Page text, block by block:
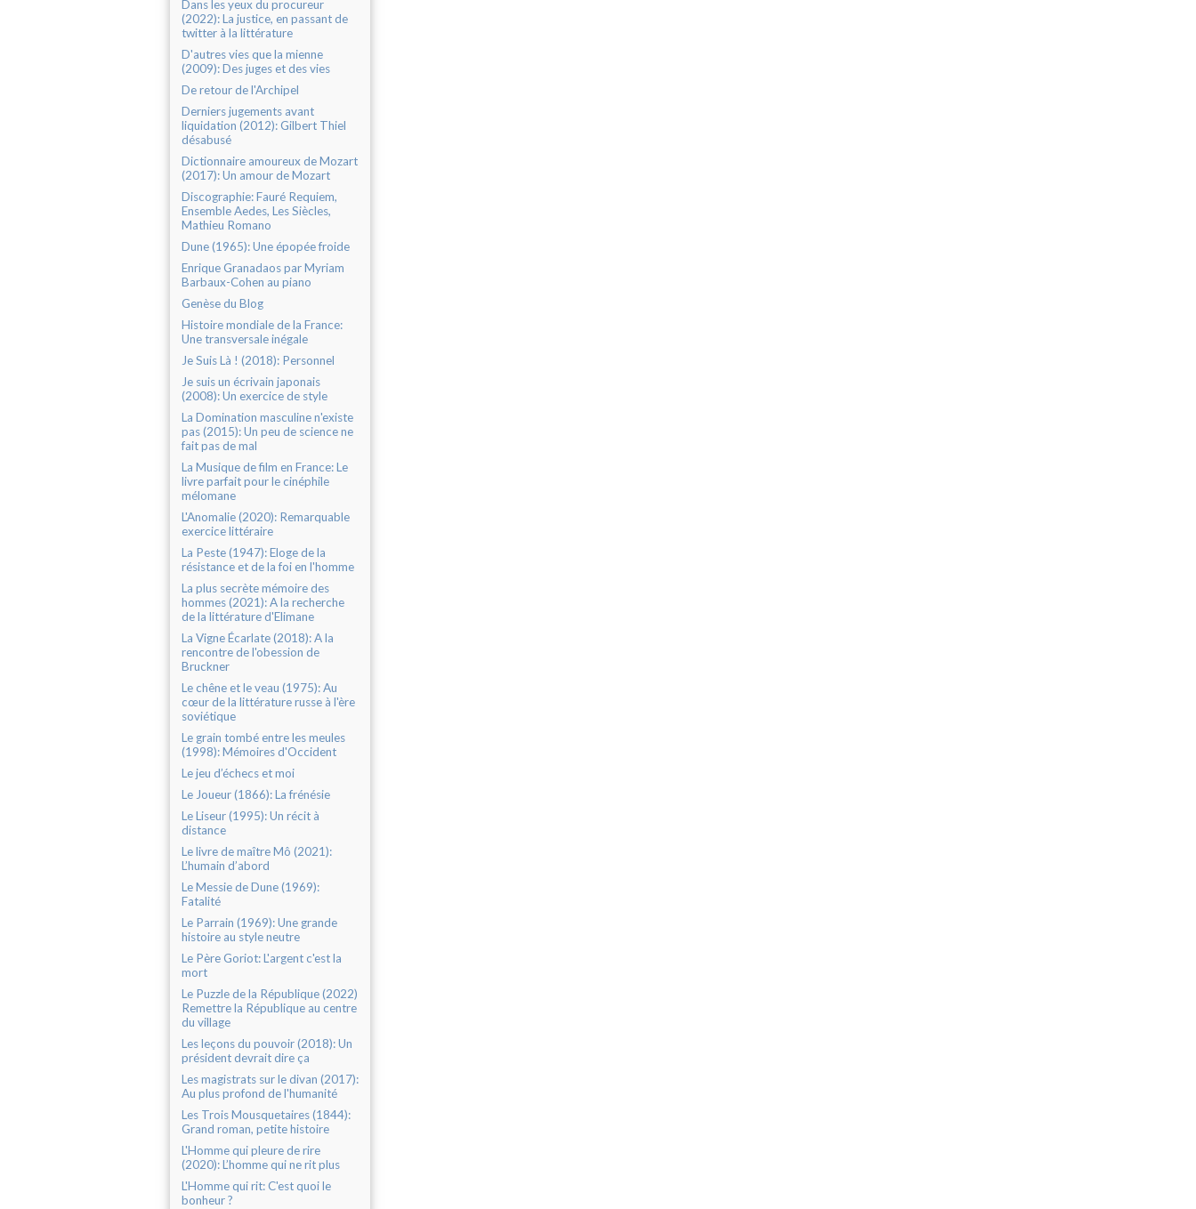
Dans les yeux du procureur
(2022): La justice, en passant de
twitter à la littérature
D'autres vies que la mienne
(2009): Des juges et des vies
De retour de l'Archipel
Derniers jugements avant
liquidation (2012): Gilbert Thiel
désabusé
Dictionnaire amoureux de Mozart
(2017): Un amour de Mozart
Discographie: Fauré Requiem,
Ensemble Aedes, Les Siècles,
Mathieu Romano
Dune (1965): Une épopée froide
Enrique Granadaos par Myriam
Barbaux-Cohen au piano
Genèse du Blog
Histoire mondiale de la France:
Une transversale inégale
Je Suis Là ! (2018): Personnel
Je suis un écrivain japonais
(2008): Un exercice de style
La Domination masculine n'existe
pas (2015): Un peu de science ne
fait pas de mal
La Musique de film en France: Le
livre parfait pour le cinéphile
mélomane
L'Anomalie (2020): Remarquable
exercice littéraire
La Peste (1947): Eloge de la
résistance et de la foi en l'homme
La plus secrète mémoire des
hommes (2021): A la recherche
de la littérature d'Elimane
La Vigne Écarlate (2018): A la
rencontre de l'obession de
Bruckner
Le chêne et le veau (1975): Au
cœur de la littérature russe à l'ère
soviétique
Le grain tombé entre les meules
(1998): Mémoires d'Occident
Le jeu d’échecs et moi
Le Joueur (1866): La frénésie
Le Liseur (1995): Un récit à
distance
Le livre de maître Mô (2021):
L’humain d’abord
Le Messie de Dune (1969):
Fatalité
Le Parrain (1969): Une grande
histoire au style neutre
Le Père Goriot: L'argent c'est la
mort
Le Puzzle de la République (2022)
Remettre la République au centre
du village
Les leçons du pouvoir (2018): Un
président devrait dire ça
Les magistrats sur le divan (2017):
Au plus profond de l'humanité
Les Trois Mousquetaires (1844):
Grand roman, petite histoire
L'Homme qui pleure de rire
(2020): L’homme qui ne rit plus
L'Homme qui rit: C'est quoi le
bonheur ?